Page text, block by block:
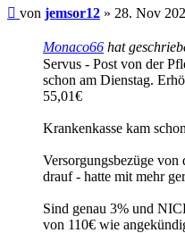
Beitrag
von jemsor12 » 28. Nov
Monaco66 hat
Servus - Post von der
schon am Dienstag.
55,01€
Krankenkasse kam
Versorgungsbezüge
drauf - hatte mit mehr
Sind genau 3% und
von 110€ wie